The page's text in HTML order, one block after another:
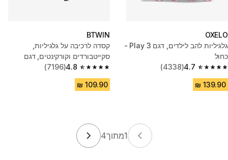
OXELO
גלגיליות להב לילדים, דגם Play 3 -
כחול
4.7
4.7 out of 5 stars from 4338 reviews
(4338)
BTWIN
קסדה לרכיבה על גלגיליות,
סקייטבורדים וקורקינטים, דגם
MF500 - ירוק
4.8
4.8 out of 5 stars from 7196 reviews
(7196)
1מתוך4